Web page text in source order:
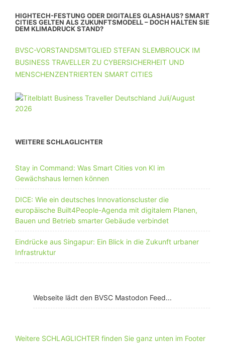
HIGHTECH-FESTUNG ODER DIGITALES GLASHAUS? SMART
CITIES GELTEN ALS ZUKUNFTSMODELL – DOCH HALTEN SIE
DEM KLIMADRUCK STAND?
BVSC-VORSTANDSMITGLIED STEFAN SLEMBROUCK IM
BUSINESS TRAVELLER ZU CYBERSICHERHEIT UND
MENSCHENZENTRIERTEN SMART CITIES
WEITERE SCHLAGLICHTER
Stay in Command: Was Smart Cities von KI im
Gewächshaus lernen können
DICE: Wie ein deutsches Innovationscluster die
europäische Built4People-Agenda mit digitalem Planen,
Bauen und Betrieb smarter Gebäude verbindet
Eindrücke aus Singapur: Ein Blick in die Zukunft urbaner
Infrastruktur
Webseite lädt den BVSC Mastodon Feed...
Weitere SCHLAGLICHTER finden Sie ganz unten im Footer